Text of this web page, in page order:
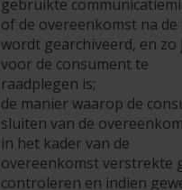
gebruikte
of de overeenkomst na
wordt gearchiveerd, en zo
voor de consument te
raadplegen is;
de manier waarop de
sluiten van de
in het kader van de
overeenkomst verstrekte
controleren en indien